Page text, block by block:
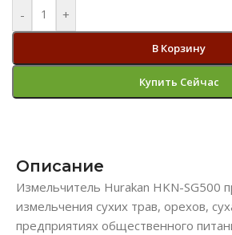
- +
В Корзину
Купить Сейчас
Описание
Измельчитель Hurakan HKN-SG500
измельчения сухих трав, орехов,
предприятиях общественного